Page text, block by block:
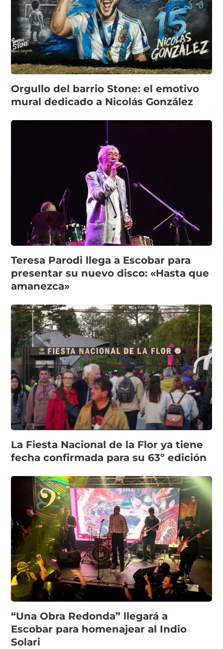
Orgullo del barrio Stone: el emotivo
mural dedicado a Nicolás González
Teresa Parodi llega a Escobar para
presentar su nuevo disco: «Hasta que
amanezca»
La Fiesta Nacional de la Flor ya tiene
fecha confirmada para su 63º edición
“Una Obra Redonda” llegará a
Escobar para homenajear al Indio
Solari